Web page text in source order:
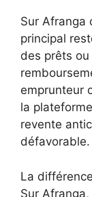
Sur Afranga
principal
des prêts
emprunteur
la
revente
défavorable.
La
Sur